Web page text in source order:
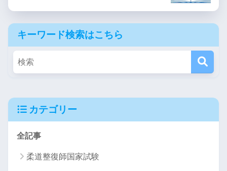
キーワード検索はこちら
カテゴリー
全記事
柔道整復師国家試験